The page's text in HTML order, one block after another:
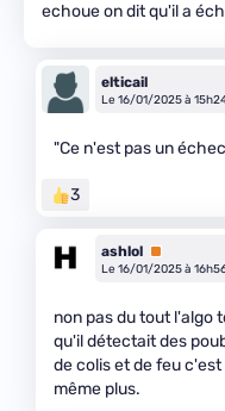
echoue on dit qu'il a
elticail
Le 16/01/2025 à
"Ce n'est pas un
3
ashlol Premium
Le 16/01/2025 à
non pas du tout l'algo
qu'il détectait des
de colis et de feu
même plus.